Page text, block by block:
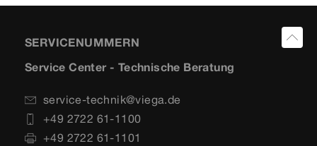
SERVICENUMMERN
Service Center - Technische Beratung
service-technik@viega.de
+49 2722 61-1100
+49 2722 61-1101